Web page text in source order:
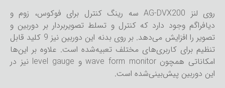
روی لنز AG-DVX200 سه رینگ کنترل برای فوکوس، زوم و
دیافراگم وجود دارد که کنترل و تسلط تصویربردار بر دوربین و
تصویر را افزایش می‌دهد. بر روی بدنه این دوربین نیز 9 کلید قابل
تنظیم برای کاربری‌های مختلف تعبیه‌شده است. علاوه بر این‌ها
امکاناتی همچون wave form monitor و level gauge نیز در
این دوربین پیش‌بینی‌شده است.